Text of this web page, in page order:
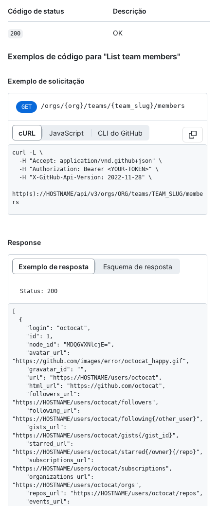
Código de status Descrição
200 OK
Exemplos de código para "List team members"
Exemplo de solicitação
GET /orgs/{org}/teams/{team_ slug}/members
cURL JavaScript CLI do GitHub
curl -L \
http(s)://HOSTNAME/api/v3/orgs/ORG/teams/TEAM_SLUG/membe
rs
Response
Exemplo de resposta Esquema de resposta
Status: 200
"https://github.com/images/error/octocat_happy.gif",
"https://HOSTNAME/users/octocat/followers",
"https://HOSTNAME/users/octocat/following{/other_user}",
"https://HOSTNAME/users/octocat/gists{/gist_id}",
"https://HOSTNAME/users/octocat/starred{/owner}{/repo}",
"https://HOSTNAME/users/octocat/subscriptions",
"https://HOSTNAME/users/octocat/orgs",